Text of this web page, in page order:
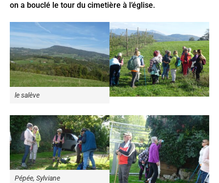
on a bouclé le tour du cimetière à l’église.
le salève
Pépée, Sylviane